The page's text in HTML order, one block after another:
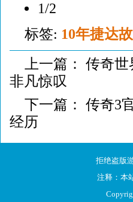
1/2
标签: 10年捷达
上一篇： 传奇世
非凡惊叹
下一篇： 传奇3
经历
拒绝盗版
注释：本